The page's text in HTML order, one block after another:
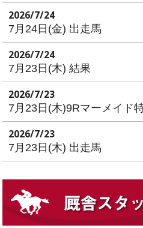
2026/7/24
7月24日(金) 出走馬
2026/7/24
7月23日(木) 結果
2026/7/23
7月23日(木)9Rマーメイド
2026/7/23
7月23日(木) 出走馬